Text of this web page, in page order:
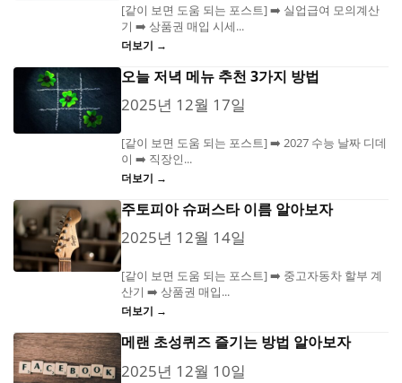
[같이 보면 도움 되는 포스트] ➡️ 실업급여 모의계산
기 ➡️ 상품권 매입 시세...
더보기 →
오늘 저녁 메뉴 추천 3가지 방법
2025년 12월 17일
[같이 보면 도움 되는 포스트] ➡️ 2027 수능 날짜 디데
이 ➡️ 직장인...
더보기 →
주토피아 슈퍼스타 이름 알아보자
2025년 12월 14일
[같이 보면 도움 되는 포스트] ➡️ 중고자동차 할부 계
산기 ➡️ 상품권 매입...
더보기 →
메랜 초성퀴즈 즐기는 방법 알아보자
2025년 12월 10일